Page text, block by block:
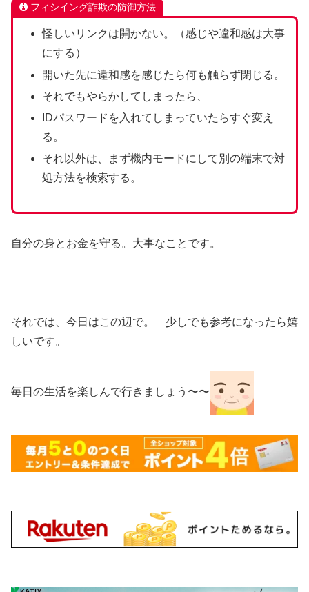
フィシイング詐欺の防御方法
怪しいリンクは開かない。（感じや違和感は大事
にする）
開いた先に違和感を感じたら何も触らず閉じる。
それでもやらかしてしまったら、
IDパスワードを入れてしまっていたらすぐ変え
る。
それ以外は、まず機内モードにして別の端末で対
処方法を検索する。
自分の身とお金を守る。大事なことです。
それでは、今日はこの辺で。 少しでも参考になったら嬉
しいです。
毎日の生活を楽しんで行きましょう〜〜